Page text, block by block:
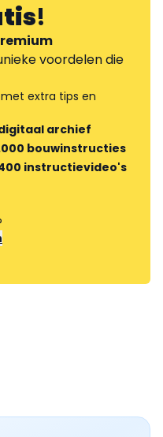
!
voordelen die
met extra tips en
archief
bouwinstructies
instructievideo's